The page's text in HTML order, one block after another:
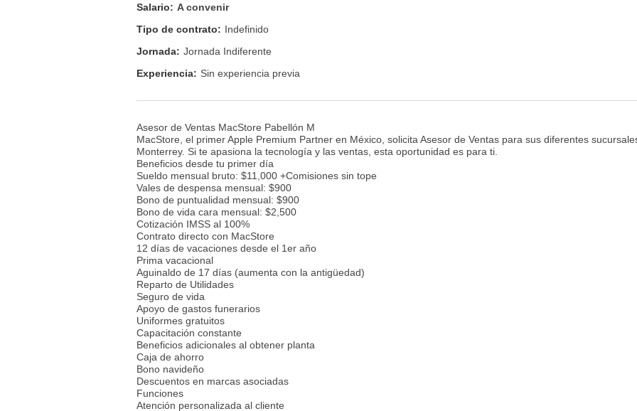
Salario: A convenir
Tipo de contrato: Indefinido
Jornada: Jornada Indiferente
Experiencia: Sin experiencia previa
Asesor de Ventas MacStore Pabellón M
MacStore, el primer Apple Premium Partner en México, solicita Asesor de Ventas para sus diferentes
Monterrey. Si te apasiona la tecnología y las ventas, esta oportunidad es para ti.
Beneficios desde tu primer día
Sueldo mensual bruto: $11,000 +Comisiones sin tope
Vales de despensa mensual: $900
Bono de puntualidad mensual: $900
Bono de vida cara mensual: $2,500
Cotización IMSS al 100%
Contrato directo con MacStore
12 días de vacaciones desde el 1er año
Prima vacacional
Aguinaldo de 17 días (aumenta con la antigüedad)
Reparto de Utilidades
Seguro de vida
Apoyo de gastos funerarios
Uniformes gratuitos
Capacitación constante
Beneficios adicionales al obtener planta
Caja de ahorro
Bono navideño
Descuentos en marcas asociadas
Funciones
Atención personalizada al cliente